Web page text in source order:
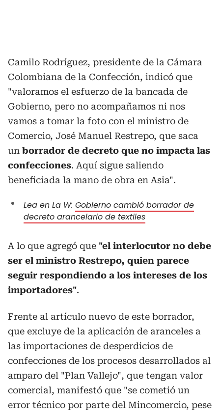
Camilo Rodríguez, presidente de la Cámara
Colombiana de la Confección, indicó que
"valoramos el esfuerzo de la bancada de
Gobierno, pero no acompañamos ni nos
vamos a tomar la foto con el ministro de
Comercio, José Manuel Restrepo, que saca
un borrador de decreto que no impacta las
confecciones. Aquí sigue saliendo
beneficiada la mano de obra en Asia".
Lea en La W: Gobierno cambió borrador de
decreto arancelario de textiles
A lo que agregó que "el interlocutor no debe
ser el ministro Restrepo, quien parece
seguir respondiendo a los intereses de los
importadores".
Frente al artículo nuevo de este borrador,
que excluye de la aplicación de aranceles a
las importaciones de desperdicios de
confecciones de los procesos desarrollados al
amparo del "Plan Vallejo", que tengan valor
comercial, manifestó que "se cometió un
error técnico por parte del Mincomercio, pese